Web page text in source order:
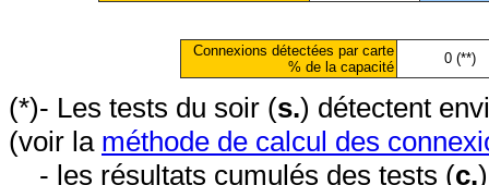
Connexions détectées par carte
% de la capacité
0 (**)
(*)- Les tests du soir (s.) détectent
(voir la méthode de calcul des
- les résultats cumulés des tests (c.